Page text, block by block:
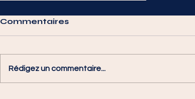
Commentaires
Rédigez un commentaire...